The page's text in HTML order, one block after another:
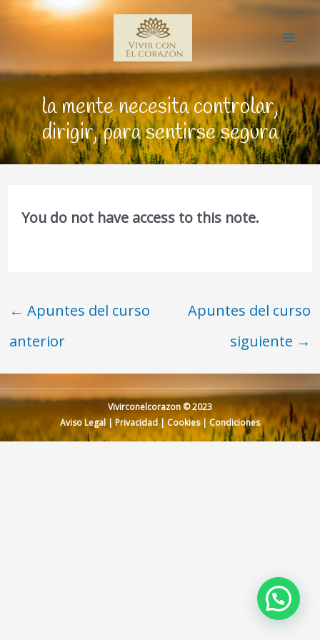
la mente necesita controlar,
dirigir, para sentirse segura
You do not have access to this note.
← Apuntes del curso
anterior
Apuntes del curso
siguiente →
Vivirconelcorazon © 2023
Aviso Legal | Privacidad|Cookies| Condiciones